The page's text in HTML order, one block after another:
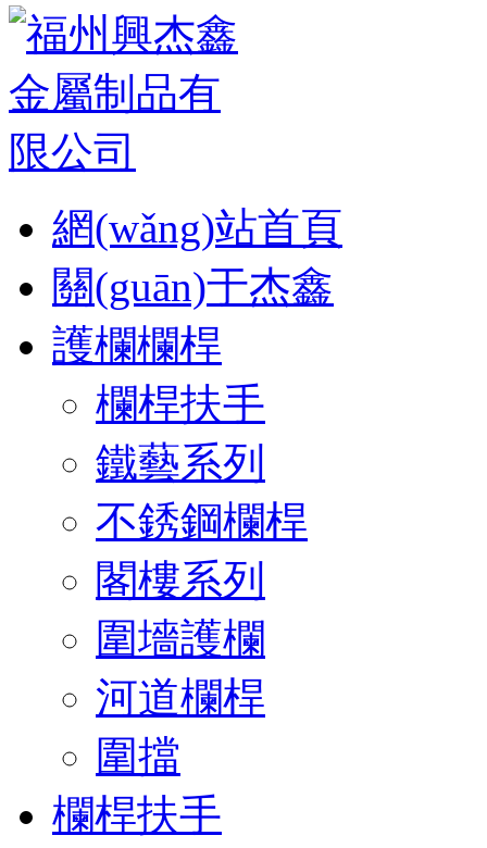
網(wǎng)站首頁
關(guān)于杰鑫
護欄欄桿
欄桿扶手
鐵藝系列
不銹鋼欄桿
閣樓系列
圍墻護欄
河道欄桿
圍擋
欄桿扶手